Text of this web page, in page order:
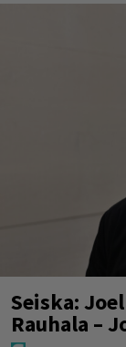
Seiska:
Rauhala –